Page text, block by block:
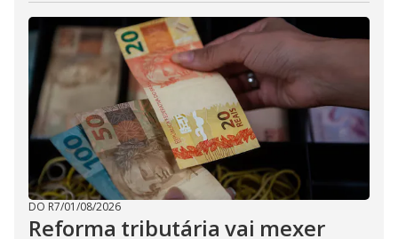
DO R7/01/08/2026
Reforma tributária vai mexer